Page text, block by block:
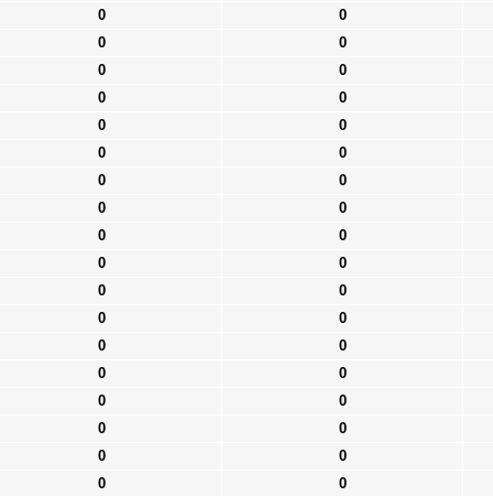
0
0
0
0
0
0
0
0
0
0
0
0
0
0
0
0
0
0
0
0
0
0
0
0
0
0
0
0
0
0
0
0
0
0
0
0